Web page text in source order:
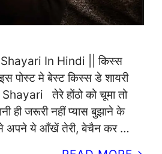
In Hindi || किस्स
पोस्ट मे बेस्ट किस्स डे शायरी
तेरे होंठो को चूमा तो
ही जरूरी नहीं प्यास बुझाने के
अपने ये आँखें तेरी, बेचैन कर …